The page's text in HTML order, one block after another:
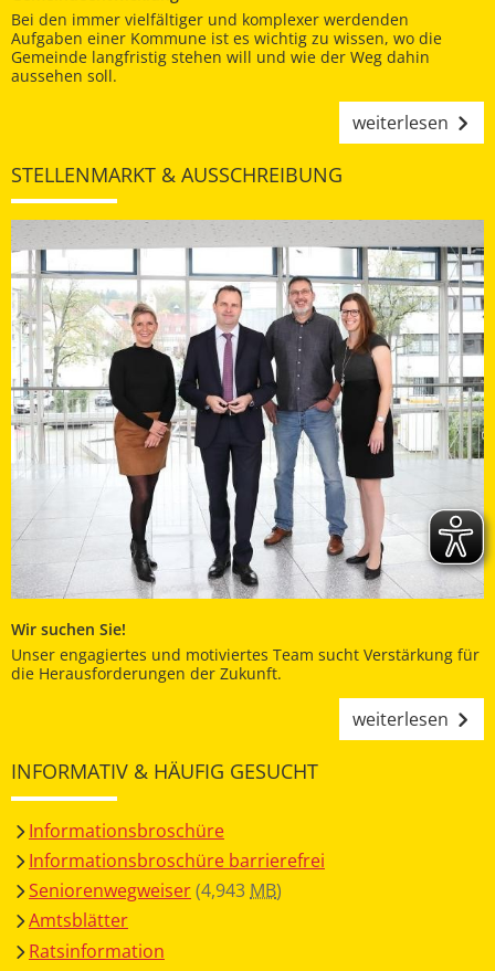
Bei den immer vielfältiger und komplexer werdenden
Aufgaben einer Kommune ist es wichtig zu wissen, wo die
Gemeinde langfristig stehen will und wie der Weg dahin
aussehen soll.
weiterlesen
STELLENMARKT & AUSSCHREIBUNG
Wir suchen Sie!
Unser engagiertes und motiviertes Team sucht Verstärkung für
die Herausforderungen der Zukunft.
weiterlesen
INFORMATIV & HÄUFIG GESUCHT
Informationsbroschüre
Informationsbroschüre barrierefrei
Seniorenwegweiser(4,943 MB)
Amtsblätter
Ratsinformation